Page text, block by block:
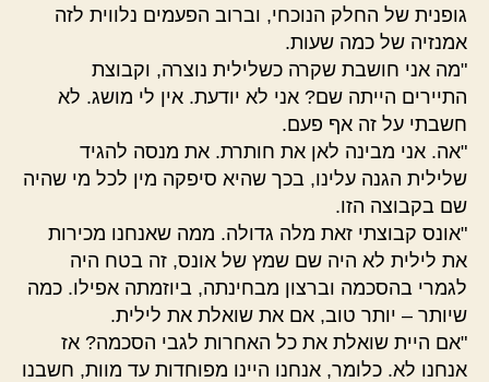
גופנית של החלק הנוכחי, וברוב הפעמים נלווית לזה
אמנזיה של כמה שעות.
"מה אני חושבת שקרה כשלילית נוצרה, וקבוצת
התיירים הייתה שם? אני לא יודעת. אין לי מושג. לא
חשבתי על זה אף פעם.
"אה. אני מבינה לאן את חותרת. את מנסה להגיד
שלילית הגנה עלינו, בכך שהיא סיפקה מין לכל מי שהיה
שם בקבוצה הזו.
"אונס קבוצתי זאת מלה גדולה. ממה שאנחנו מכירות
את לילית לא היה שם שמץ של אונס, זה בטח היה
לגמרי בהסכמה וברצון מבחינתה, ביוזמתה אפילו. כמה
שיותר – יותר טוב, אם את שואלת את לילית.
"אם היית שואלת את כל האחרות לגבי הסכמה? אז
אנחנו לא. כלומר, אנחנו היינו מפוחדות עד מוות, חשבנו